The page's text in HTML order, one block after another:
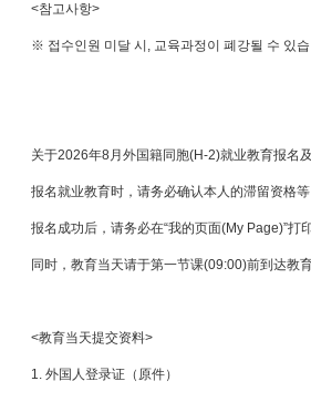
<참고사항>
※ 접수인원 미달 시, 교육과정이 폐강될 수 있
关于2026年8月外国籍同胞(H-2)就业教育报名
报名就业教育时，请务必确认本人的滞留资格
报名成功后，请务必在“我的页面(My Page)”打
同时，教育当天请于第一节课(09:00)前到达教
<教育当天提交资料>
1. 外国人登录证（原件）